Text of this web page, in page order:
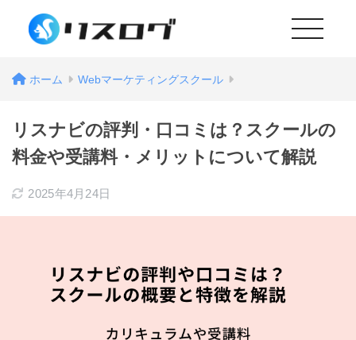
MENU
ホーム Webマーケティングスクール
リスナビの評判・口コミは？スクールの
料金や受講料・メリットについて解説
2025年4月24日